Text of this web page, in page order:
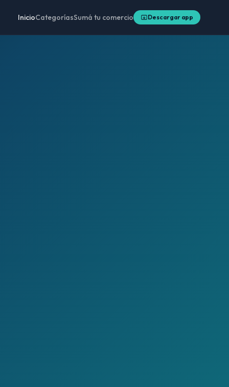
InicioCategoríasSumá tu comercio Descargar app